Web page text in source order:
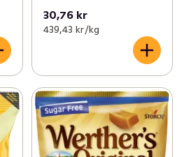
30,76 kr
439,43 kr /kg